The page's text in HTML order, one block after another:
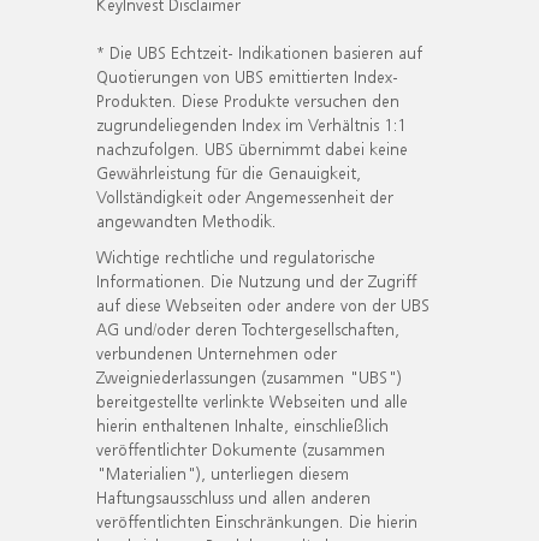
* Die UBS Echtzeit- Indikationen basieren auf
Quotierungen von UBS emittierten Index-
Produkten. Diese Produkte versuchen den
zugrundeliegenden Index im Verhältnis 1:1
nachzufolgen. UBS übernimmt dabei keine
Gewährleistung für die Genauigkeit,
Vollständigkeit oder Angemessenheit der
angewandten Methodik.
Wichtige rechtliche und regulatorische
Informationen. Die Nutzung und der Zugriff
auf diese Webseiten oder andere von der UBS
AG und/oder deren Tochtergesellschaften,
verbundenen Unternehmen oder
Zweigniederlassungen (zusammen "UBS")
bereitgestellte verlinkte Webseiten und alle
hierin enthaltenen Inhalte, einschließlich
veröffentlichter Dokumente (zusammen
"Materialien"), unterliegen diesem
Haftungsausschluss und allen anderen
veröffentlichten Einschränkungen. Die hierin